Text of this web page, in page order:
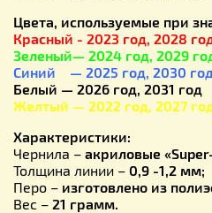
Цвета, используемые при
Красный - 2023 год, 2028
Зеленый— 2024 год, 2029
Синий — 2025 год, 2030
Белый — 2026 год, 2031 год
Желтый — 2022 год, 2027
Характеристики:
Чернила – акриловые
Толщина линии – 0,9 -1,2 мм;
Перо – изготовлено из
Вес – 21 грамм.